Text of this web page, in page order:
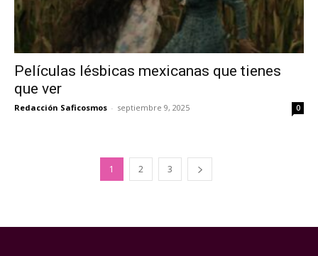
Películas lésbicas mexicanas que tienes
que ver
Redacción Saficosmos - septiembre 9, 2025 0
1 2 3